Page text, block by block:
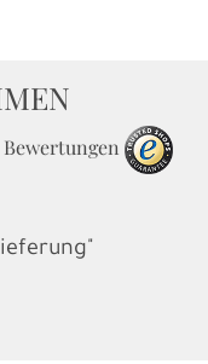
Bewertungen